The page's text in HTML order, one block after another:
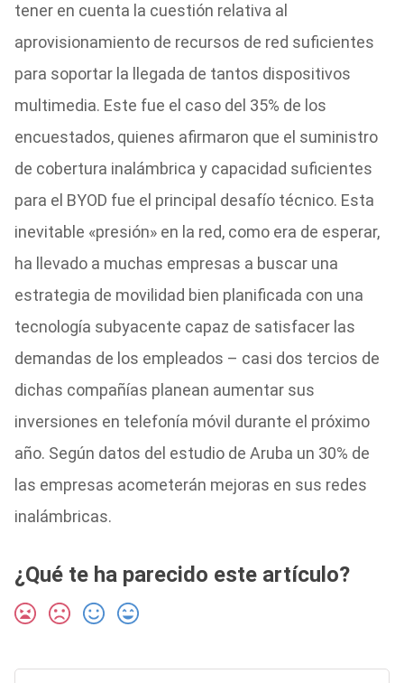
tener en cuenta la cuestión relativa al
aprovisionamiento de recursos de red suficientes
para soportar la llegada de tantos dispositivos
multimedia. Este fue el caso del 35% de los
encuestados, quienes afirmaron que el suministro
de cobertura inalámbrica y capacidad suficientes
para el BYOD fue el principal desafío técnico. Esta
inevitable «presión» en la red, como era de esperar,
ha llevado a muchas empresas a buscar una
estrategia de movilidad bien planificada con una
tecnología subyacente capaz de satisfacer las
demandas de los empleados – casi dos tercios de
dichas compañías planean aumentar sus
inversiones en telefonía móvil durante el próximo
año. Según datos del estudio de Aruba un 30% de
las empresas acometerán mejoras en sus redes
inalámbricas.
¿Qué te ha parecido este artículo?